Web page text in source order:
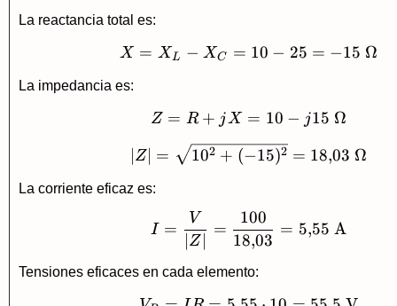
La reactancia total es:
X=X_L-X_C=10-
X = XL − XC = 10 − 25 = −15 Ω
La impedancia es:
Z=R+jX=10-j15\
Z = R + jX = 10 − j15 Ω
|Z|=\sqrt{10^2+(-
Z∣ = 102 + (−15)2 = 18,03 Ω
La corriente eficaz es:
I =
Z
V
=
18,03
100
= 5,55 A
Tensiones eficaces en cada elemento: